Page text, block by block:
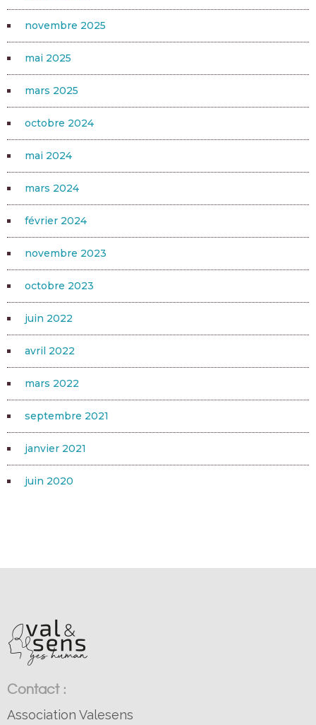
novembre 2025
mai 2025
mars 2025
octobre 2024
mai 2024
mars 2024
février 2024
novembre 2023
octobre 2023
juin 2022
avril 2022
mars 2022
septembre 2021
janvier 2021
juin 2020
Contact :
Association Valesens